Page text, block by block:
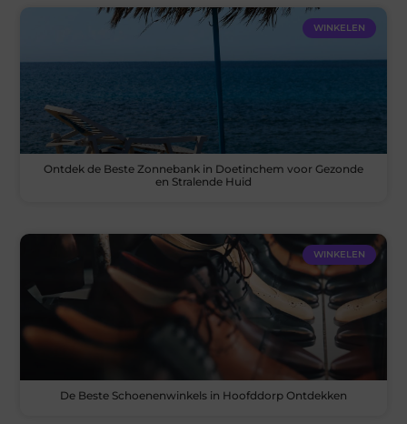
WINKELEN
Ontdek de Beste Zonnebank in Doetinchem voor Gezonde
en Stralende Huid
WINKELEN
De Beste Schoenenwinkels in Hoofddorp Ontdekken